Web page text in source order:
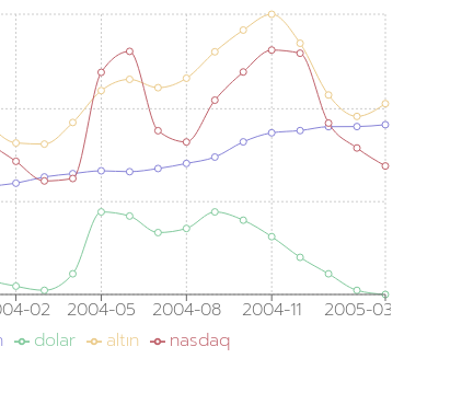
02 2004-05 2004-08 2004-11 2005-03
dolar altın nasdaq